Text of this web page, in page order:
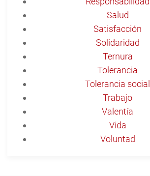
Salud
Satisfacción
Solidaridad
Ternura
Tolerancia
Tolerancia social
Trabajo
Valentía
Vida
Voluntad